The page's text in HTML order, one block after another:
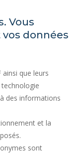
Vous
données
ainsi que leurs
des informations
et la
sont